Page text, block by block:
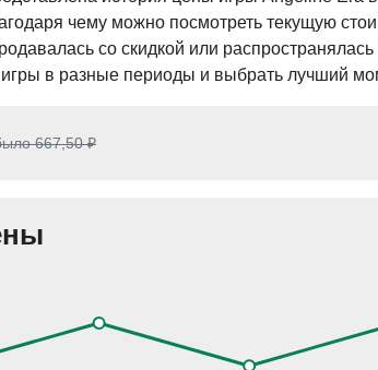
чему можно посмотреть текущую
со скидкой или
игры в разные периоды и выбрать лучший
667,50 ₽